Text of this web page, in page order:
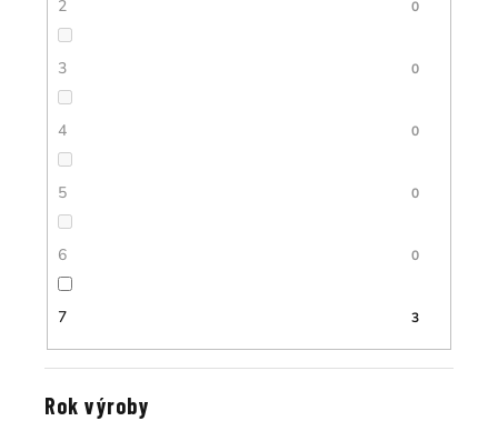
2 0
3 0
4 0
5 0
6 0
7 3
Rok výroby